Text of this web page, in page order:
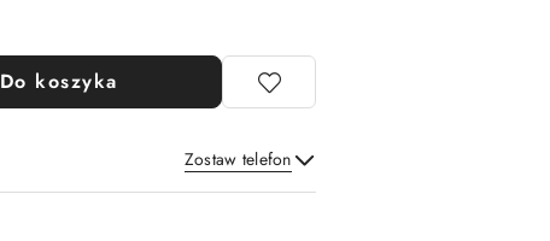
Do koszyka
Zostaw telefon
Wyślij